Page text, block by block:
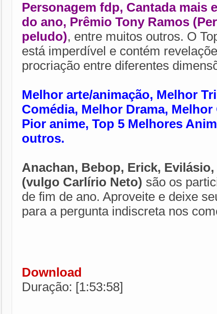
Personagem fdp, Cantada mais
do ano, Prêmio Tony Ramos
peludo), entre muitos outros. O
está imperdível e contém
procriação entre diferentes
Melhor arte/animação, Melhor
Comédia, Melhor Drama,
Pior anime, Top 5 Melhores
outros.
Anachan, Bebop, Erick,
(vulgo Carlírio Neto) são os
de fim de ano. Aproveite e deixe
para a pergunta indiscreta nos
Download
Duração: [1:53:58]